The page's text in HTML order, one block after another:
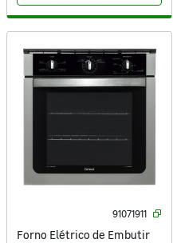
91071911
Forno Elétrico de Embutir